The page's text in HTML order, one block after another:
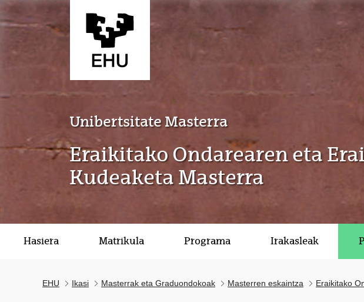
Unibertsitate Masterra
Eraikitako Ondarearen eta
Kudeaketa Masterra
Hasiera Matrikula Programa Irakasleak
EHU Ikasi Masterrak eta Graduondokoak Masterren eskaintza Eraikitako